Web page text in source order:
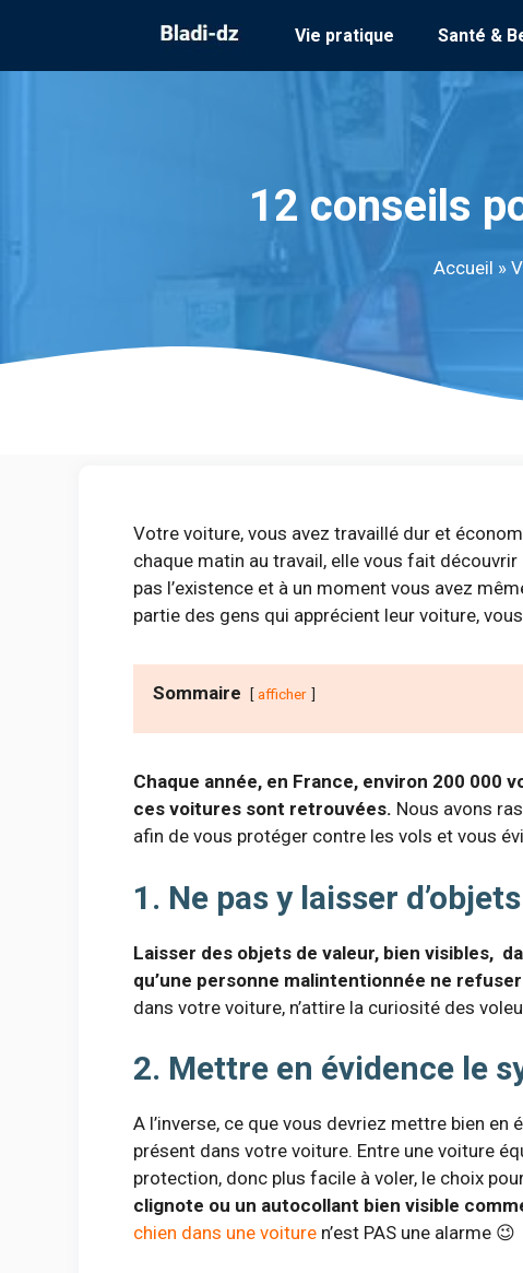
contenu
Vie pratique Santé &
12 conseils
Accueil »
Votre voiture, vous avez travaillé dur et
chaque matin au travail, elle vous fait
pas l’existence et à un moment vous avez
partie des gens qui apprécient leur voiture,
Sommaire afficher
Chaque année, en France, environ 200 000
ces voitures sont retrouvées. Nous avons
afin de vous protéger contre les vols et vous
1. Ne pas y laisser
Laisser des objets de valeur, bien visibles,
qu’une personne malintentionnée ne
dans votre voiture, n’attire la curiosité des
2. Mettre en évidence le
A l’inverse, ce que vous devriez mettre bien en
présent dans votre voiture. Entre une voiture
protection, donc plus facile à voler, le choix
clignote ou un autocollant bien visible
chien dans une voiture n’est PAS une alarme 😉